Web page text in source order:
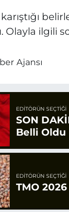
Olayla ilgili
Ajansı
EDITÖRÜN SEÇTIĞI
SON
Belli Oldu
EDITÖRÜN SEÇTIĞI
TMO 2026